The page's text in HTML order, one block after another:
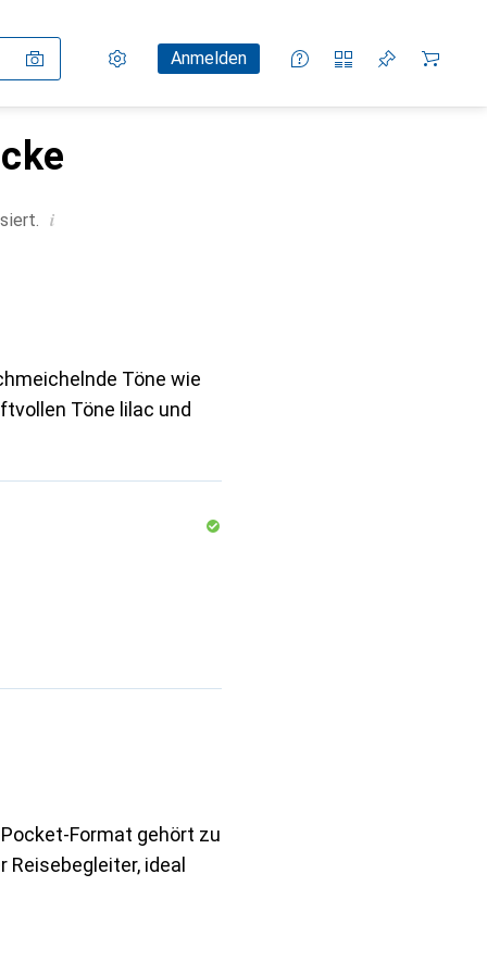
Einstellungen
KundenkontoAnmelden
Vergleichslisten
Merklisten
Warenkorb
i
Töne wie
Töne lilac und
Format gehört zu
ideal